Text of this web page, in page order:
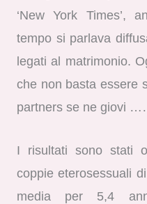
‘New York Times’,
tempo si parlava
legati al matrimonio.
che non basta essere
partners se ne giovi
I risultati sono stati
coppie eterosessuali
media per 5,4